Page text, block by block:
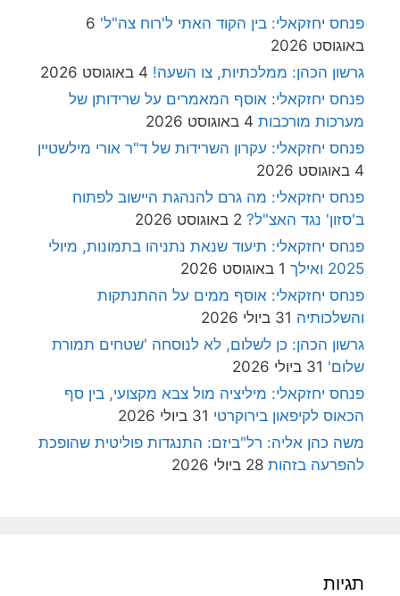
פנחס יחזקאלי: בין הקוד האתי ל'רוח צה"ל' 6
באוגוסט 2026
גרשון הכהן: ממלכתיות, צו השעה! 4 באוגוסט 2026
פנחס יחזקאלי: אוסף המאמרים על שרידותן של
מערכות מורכבות 4 באוגוסט 2026
פנחס יחזקאלי: עקרון השרידות של ד"ר אורי מילשטיין
4 באוגוסט 2026
פנחס יחזקאלי: מה גרם להנהגת היישוב לפתוח
ב'סזון' נגד האצ"ל? 2 באוגוסט 2026
פנחס יחזקאלי: תיעוד שנאת נתניהו בתמונות, מיולי
2025 ואילך
1 באוגוסט 2026
פנחס יחזקאלי: אוסף ממים על ההתנתקות
והשלכותיה 31 ביולי 2026
גרשון הכהן: כן לשלום, לא לנוסחה 'שטחים תמורת
שלום' 31 ביולי 2026
פנחס יחזקאלי: מיליציה מול צבא מקצועי, בין סף
הכאוס לקיפאון בירוקרטי 31 ביולי 2026
משה כהן אליה: רל"ביזם: התנגדות פוליטית שהופכת
להפרעה בזהות 28 ביולי 2026
תגיות